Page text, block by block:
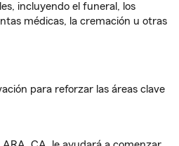
incluyendo el funeral, los
médicas, la cremación u otras
para reforzar las áreas clave